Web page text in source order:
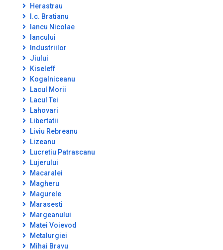
Herastrau
I.c. Bratianu
Iancu Nicolae
Iancului
Industriilor
Jiului
Kiseleff
Kogalniceanu
Lacul Morii
Lacul Tei
Lahovari
Libertatii
Liviu Rebreanu
Lizeanu
Lucretiu Patrascanu
Lujerului
Macaralei
Magheru
Magurele
Marasesti
Margeanului
Matei Voievod
Metalurgiei
Mihai Bravu